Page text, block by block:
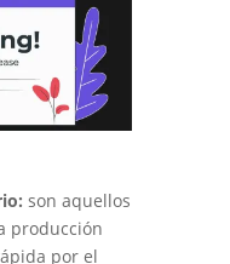
son aquellos
producción
por el